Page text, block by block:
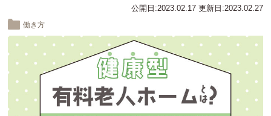
公開日:2023.02.17 更新日:2023.02.27
働き方